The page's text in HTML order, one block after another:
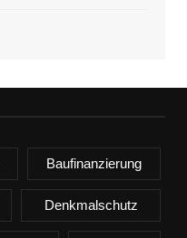
Baufinanzierung
Denkmalschutz